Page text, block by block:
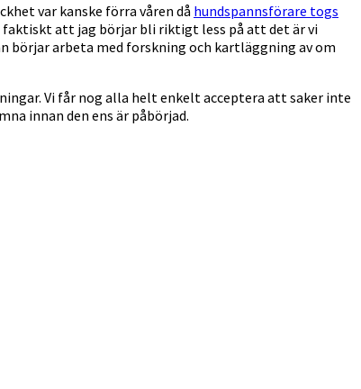
var kanske förra våren då hundspannsförare togs
faktiskt att jag börjar bli riktigt less på att det är vi
börjar arbeta med forskning och kartläggning av om
Vi får nog alla helt enkelt acceptera att saker inte
innan den ens är påbörjad.